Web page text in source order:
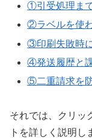
①引受処理ま
②ラベルを使
③印刷失敗時
④発送履歴と
⑤二重請求を
それでは、クリッ
トを詳しく説明し